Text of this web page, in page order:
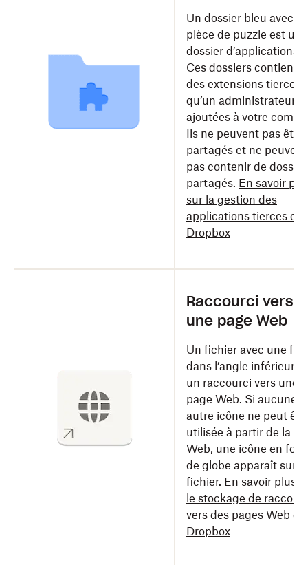
Un dossier bleu avec
pièce de puzzle est un
dossier d’applications
Ces dossiers
des extensions tierces
qu’un administrateur a
ajoutées à votre
Ils ne peuvent pas être
partagés et ne peuvent
pas contenir de
partagés. En savoir
sur la gestion des
applications tierces
Dropbox
Raccourci vers
une page Web
Un fichier avec une
dans l’angle inférieur
un raccourci vers une
page Web. Si aucune
autre icône ne peut
utilisée à partir de la
Web, une icône en
de globe apparaît sur le
fichier. En savoir plus
le stockage de
vers des pages Web
Dropbox